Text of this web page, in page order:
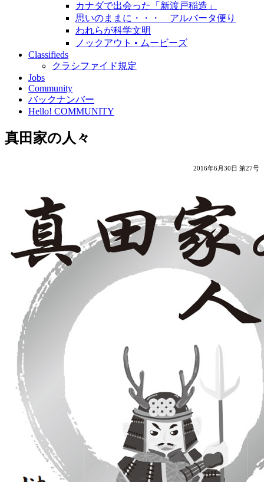
カナダで出会った「新渡戸稲造」
思いのままに・・・ アルバータ便り
われらが科学文明
ノックアウト • ムービーズ
Classifieds
クラシファイド規定
Jobs
Community
バックナンバー
Hello! COMMUNITY
真田家の人々
2016年6月30日 第27号